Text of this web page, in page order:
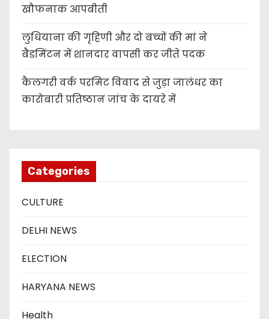
खौफनाक आपबीती
लुधियाना की गृहिणी और दो बच्चों की मां ने
बैडमिंटन में शानदार वापसी कर जीते पदक
कैलगरी वर्क परमिट विवाद से जुड़ा जालंधर का
कारोबारी प्रतिष्ठान जांच के दायरे में
Categories
CULTURE
DELHI NEWS
ELECTION
HARYANA NEWS
Health